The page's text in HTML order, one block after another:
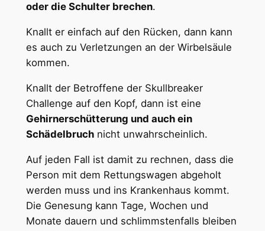
oder die Schulter brechen.
Knallt er einfach auf den Rücken, dann kann
es auch zu Verletzungen an der Wirbelsäule
kommen.
Knallt der Betroffene der Skullbreaker
Challenge auf den Kopf, dann ist eine
Gehirnerschütterung und auch ein
Schädelbruchnicht unwahrscheinlich.
Auf jeden Fall ist damit zu rechnen, dass die
Person mit dem Rettungswagen abgeholt
werden muss und ins Krankenhaus kommt.
Die Genesung kann Tage, Wochen und
Monate dauern und schlimmstenfalls bleiben